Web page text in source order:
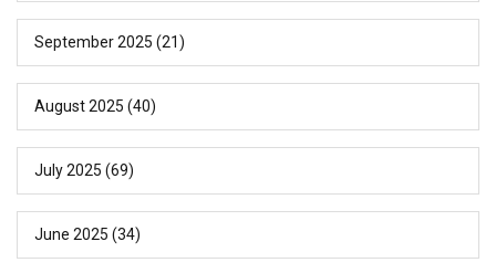
September 2025 (21)
August 2025 (40)
July 2025 (69)
June 2025 (34)